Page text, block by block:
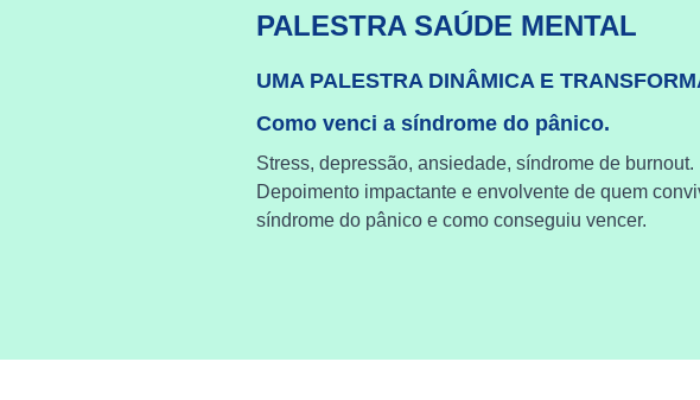
PALESTRA SAÚDE MENTAL
UMA PALESTRA DINÂMICA E
Como venci a síndrome do pânico.
Stress, depressão, ansiedade, síndrome de burnout.
Depoimento impactante e envolvente de quem
síndrome do pânico e como conseguiu vencer.